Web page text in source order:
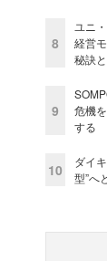
8
ユニ
経営
秘訣
9
危機
する
10
ダイ
型”へ